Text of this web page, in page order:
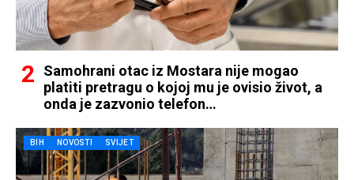
Samohrani otac iz Mostara nije mogao
platiti pretragu o kojoj mu je ovisio život, a
onda je zazvonio telefon…
BIH NOVOSTI SVIJET